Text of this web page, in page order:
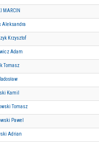
MARCIN
Aleksandra
Krzysztof
Adam
Tomasz
Kamil
Tomasz
Pawel
Adrian